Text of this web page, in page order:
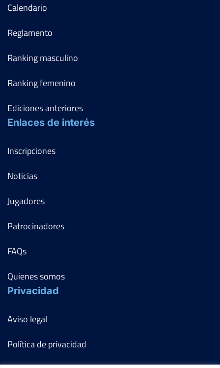
Calendario
Reglamento
Ranking masculino
Ranking femenino
Ediciones anteriores
Enlaces de interés
Inscripciones
Noticias
Jugadores
Patrocinadores
FAQs
Quienes somos
Privacidad
Aviso legal
Política de privacidad